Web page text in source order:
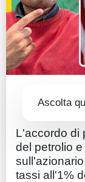
Conto IG
Guru Monitor
Stagionalità
Ascolta
L'accordo di
del petrolio
tassi all'1%